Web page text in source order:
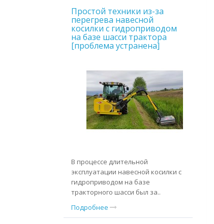
Простой техники из-за
перегрева навесной
косилки с гидроприводом
на базе шасси трактора
[проблема устранена]
В процессе длительной
эксплуатации навесной косилки с
гидроприводом на базе
тракторного шасси был за..
Подробнее